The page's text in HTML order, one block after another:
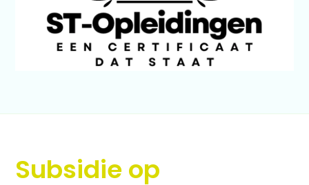
Subsidie op